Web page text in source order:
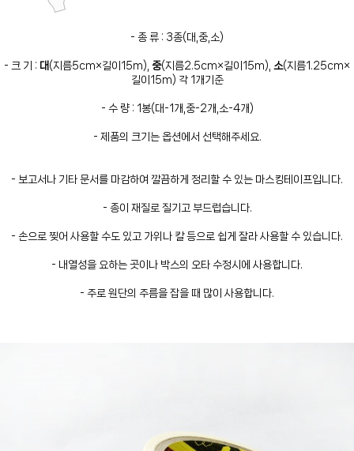
- 종 류 : 3종(대,중,소)
- 크 기 : 대 (지름5cm×길이15m), 중(지름2.5cm×길이15m), 소(지름1.25cm×
길이15m) 각 1개기준
- 수 량 : 1봉(대-1개,중-2개,소-4개)
- 제품의 크기는 옵션에서 선택해주세요.
- 보고서나 기타 문서를 마감하여 깔끔하게 정리할 수 있는 마스킹테이프입니다.
- 종이 재질로 질기고 부드럽습니다.
- 손으로 찢어 사용할 수도 있고 가위나 칼 등으로 쉽게 잘라 사용할 수 있습니다.
- 내열성을 요하는 곳이나 박스의 오타 수정시에 사용합니다.
- 주로 원단의 주름을 잡을 때 많이 사용합니다.